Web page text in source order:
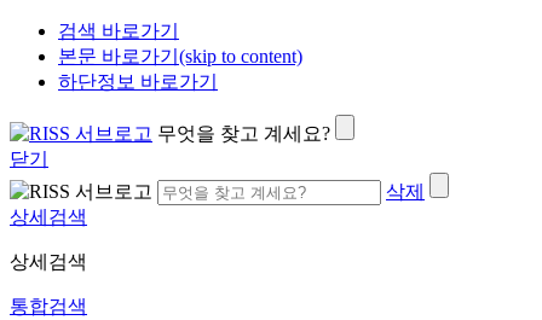
검색 바로가기
본문 바로가기(skip to content)
하단정보 바로가기
무엇을 찾고 계세요?
닫기
삭제
상세검색
상세검색
통합검색